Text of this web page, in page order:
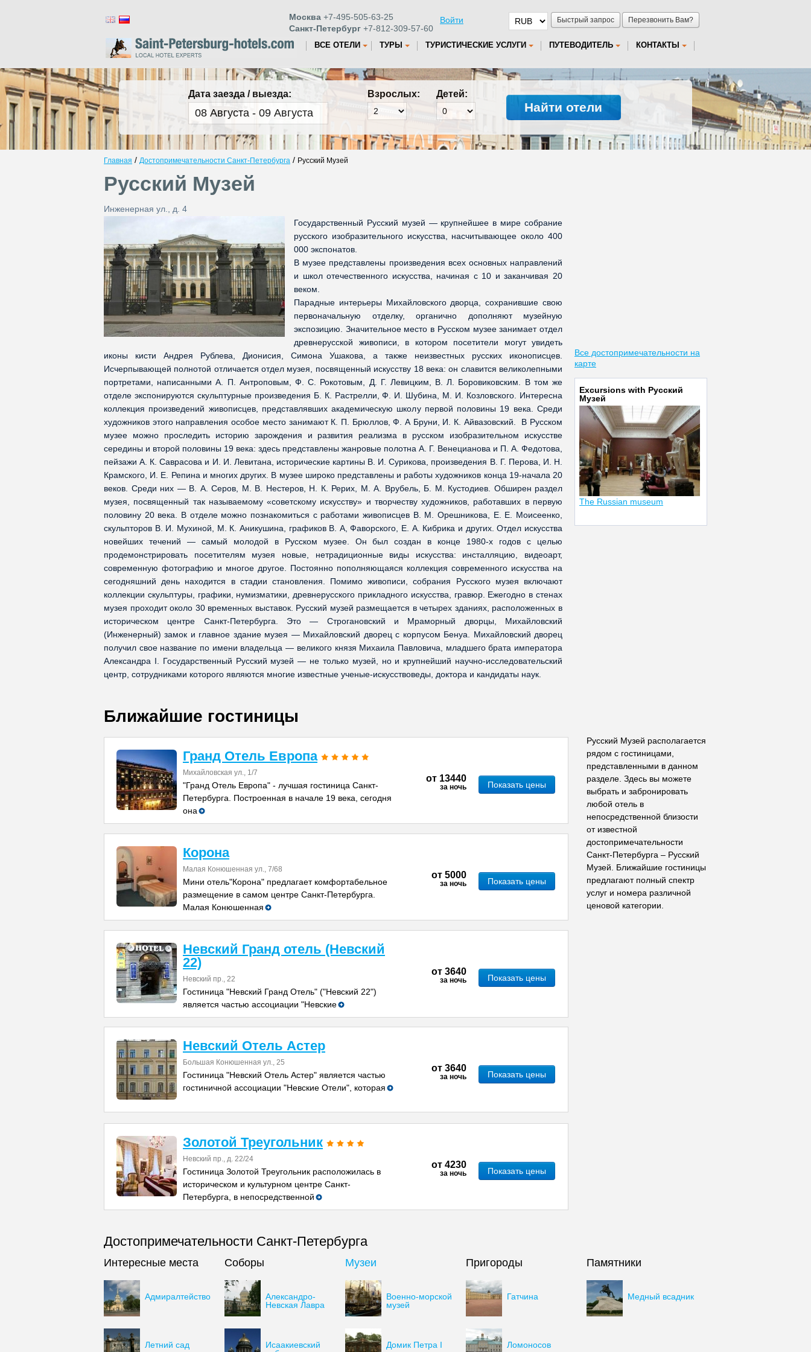
Быстрый запрос Перезвонить Вам?
Москва +7-495-505-63-25
Санкт-Петербург +7-812-309-57-60
Войти
ВСЕ ОТЕЛИ ТУРЫ ТУРИСТИЧЕСКИЕ УСЛУГИ ПУТЕВОДИТЕЛЬ КОНТАКТЫ
Дата заезда / выезда: Взрослых: Детей:
Найти отели
Главная / Достопримечательности Санкт-Петербурга / Русский Музей
Русский Музей
Все достопримечательности на
карте
Excursions with Русский
Музей
The Russian museum
Инженерная ул., д. 4
Государственный Русский музей — крупнейшее в мире собрание
русского изобразительного искусства, насчитывающее около 400
000 экспонатов.
В музее представлены произведения всех основных направлений
и школ отечественного искусства, начиная с 10 и заканчивая 20
веком.
Парадные интерьеры Михайловского дворца, сохранившие свою
первоначальную отделку, органично дополняют музейную
экспозицию. Значительное место в Русском музее занимает отдел
древнерусской живописи, в котором посетители могут увидеть
иконы кисти Андрея Рублева, Дионисия, Симона Ушакова, а также неизвестных русских иконописцев.
Исчерпывающей полнотой отличается отдел музея, посвященный искусству 18 века: он славится великолепными
портретами, написанными А. П. Антроповым, Ф. С. Рокотовым, Д. Г. Левицким, В. Л. Боровиковским. В том же
отделе экспонируются скульптурные произведения Б. К. Растрелли, Ф. И. Шубина, М. И. Козловского. Интересна
коллекция произведений живописцев, представлявших академическую школу первой половины 19 века. Среди
художников этого направления особое место занимают К. П. Брюллов, Ф. А Бруни, И. К. Айвазовский. В Русском
музее можно проследить историю зарождения и развития реализма в русском изобразительном искусстве
середины и второй половины 19 века: здесь представлены жанровые полотна А. Г. Венецианова и П. А. Федотова,
пейзажи А. К. Саврасова и И. И. Левитана, исторические картины В. И. Сурикова, произведения В. Г. Перова, И. Н.
Крамского, И. Е. Репина и многих других. В музее широко представлены и работы художников конца 19-начала 20
веков. Среди них — В. А. Серов, М. В. Нестеров, Н. К. Рерих, М. А. Врубель, Б. М. Кустодиев. Обширен раздел
музея, посвященный так называемому «советскому искусству» и творчеству художников, работавших в первую
половину 20 века. В отделе можно познакомиться с работами живописцев В. М. Орешникова, Е. Е. Моисеенко,
скульпторов В. И. Мухиной, М. К. Аникушина, графиков В. А, Фаворского, Е. А. Кибрика и других. Отдел искусства
новейших течений — самый молодой в Русском музее. Он был создан в конце 1980-х годов с целью
продемонстрировать посетителям музея новые, нетрадиционные виды искусства: инсталляцию, видеоарт,
современную фотографию и многое другое. Постоянно пополняющаяся коллекция современного искусства на
сегодняшний день находится в стадии становления. Помимо живописи, собрания Русского музея включают
коллекции скульптуры, графики, нумизматики, древнерусского прикладного искусства, гравюр. Ежегодно в стенах
музея проходит около 30 временных выставок. Русский музей размещается в четырех зданиях, расположенных в
историческом центре Санкт-Петербурга. Это — Строгановский и Мраморный дворцы, Михайловский
(Инженерный) замок и главное здание музея — Михайловский дворец с корпусом Бенуа. Михайловский дворец
получил свое название по имени владельца — великого князя Михаила Павловича, младшего брата императора
Александра I. Государственный Русский музей — не только музей, но и крупнейший научно-исследовательский
центр, сотрудниками которого являются многие известные ученые-искусствоведы, доктора и кандидаты наук.
Ближайшие гостиницы
Гранд Отель Европа
Михайловская ул., 1/7
"Гранд Отель Европа" - лучшая гостиница Санкт-
Петербурга. Построенная в начале 19 века, сегодня
она
от 13440
за ночь Показать цены
Корона
Малая Конюшенная ул., 7/68
Мини отель"Корона" предлагает комфортабельное
размещение в самом центре Санкт-Петербурга.
Малая Конюшенная
от 5000
за ночь Показать цены
Невский Гранд отель (Невский
22)
Невский пр., 22
Гостиница "Невский Гранд Отель" ("Невский 22")
является частью ассоциации "Невские
от 3640
за ночь Показать цены
Невский Отель Астер
Большая Конюшенная ул., 25
Гостиница "Невский Отель Астер" является частью
гостиничной ассоциации "Невские Отели", которая
от 3640
за ночь Показать цены
Золотой Треугольник
Невский пр., д. 22/24
Гостиница Золотой Треугольник расположилась в
историческом и культурном центре Санкт-
Петербурга, в непосредственной
от 4230
за ночь Показать цены
Русский Музей располагается
рядом с гостиницами,
представленными в данном
разделе. Здесь вы можете
выбрать и забронировать
любой отель в
непосредственной близости
от известной
достопримечательности
Санкт-Петербурга – Русский
Музей. Ближайшие гостиницы
предлагают полный спектр
услуг и номера различной
ценовой категории.
Достопримечательности Санкт-Петербурга
Интересные места
Адмиралтейство
Летний сад
Соборы
Александро-
Невская Лавра
Исаакиевский
Музеи
Военно-морской
музей
Домик Петра I
Пригороды
Гатчина
Ломоносов
Памятники
Медный всадник